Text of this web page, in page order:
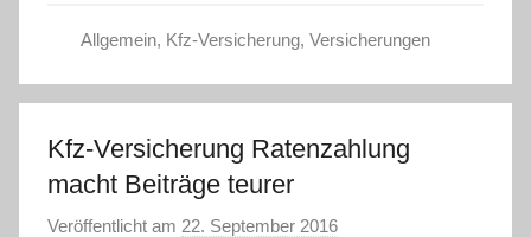
Allgemein, Kfz-Versicherung, Versicherungen
Kfz-Versicherung Ratenzahlung
macht Beiträge teurer
Veröffentlicht am 22. September 2016